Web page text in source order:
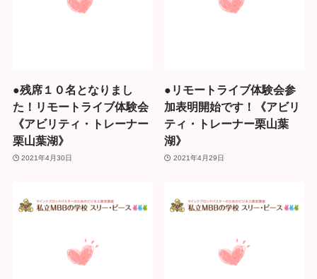
●残席１０名となりまし
た！リモートライブ体験会
《アビリティ・トレーナー
栗山葉湖》
2021年4月30日
●リモートライブ体験会参
加表明開始です！《アビリ
ティ・トレーナー栗山葉
湖》
2021年4月29日